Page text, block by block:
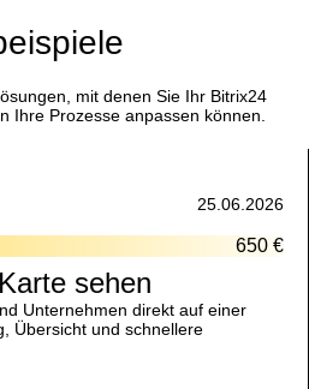
mit denen Sie Ihr Bitrix24
Ihre Prozesse anpassen können.
25.06.2026
650 €
sehen
Unternehmen direkt auf einer
Übersicht und schnellere